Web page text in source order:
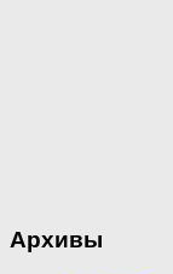
Архивы